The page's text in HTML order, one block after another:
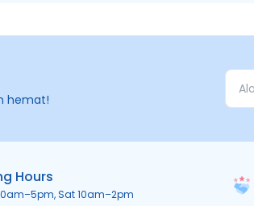
hemat!
Hours
Sat 10am–2pm